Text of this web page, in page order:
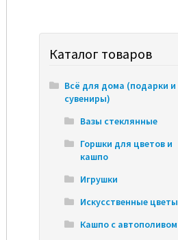
Каталог товаров
Всё для дома (подарки и
сувениры)
Вазы стеклянные
Горшки для цветов и
кашпо
Игрушки
Искусственные цветы
Кашпо с автополивом